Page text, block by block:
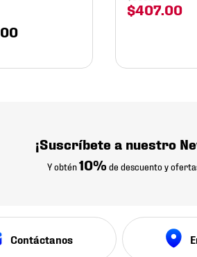
00
$407.00
¡Suscríbete a nuestro
Y obtén10% de descuento y
Contáctanos